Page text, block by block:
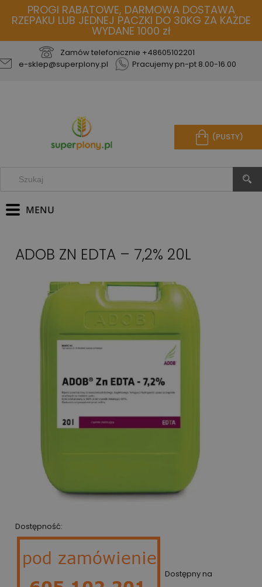
PROGI RABATOWE, DARMOWA DOSTAWA
RZEPAKU LUB JEDNEJ PACZKI DO 30KG ZA KAŻDE
WYDANE 1000 zł
Zamów telefonicznie +48605102201
e-sklep@superplony.pl
Pracujemy pn-pt 8.00-16.00
(PUSTY)
ADOB ZN EDTA – 7,2% 20L
Dostępność:
Dostępny na